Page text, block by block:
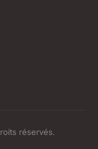
réservés.